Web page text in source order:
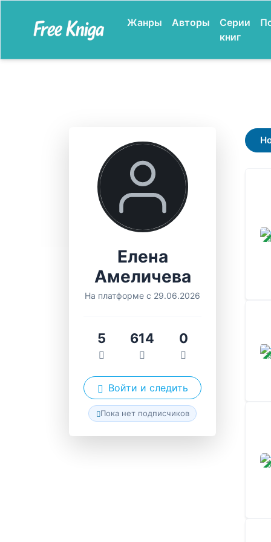
Жанры Авторы
Серии
книг
Елена
Амеличева
На платформе с 29.06.2026
5 614 0
Войти и следить
Пока нет подписчиков